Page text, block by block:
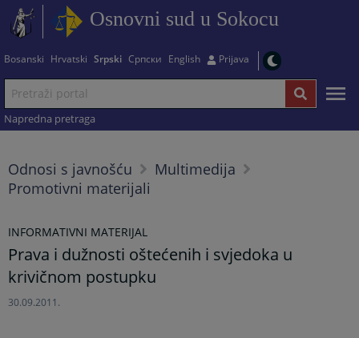
Osnovni sud u Sokocu
Bosanski Hrvatski Srpski Српски English Prijava
Napredna pretraga
Odnosi s javnošću
Multimedija
Promotivni materijali
INFORMATIVNI MATERIJAL
Prava i dužnosti oštećenih i svjedoka u
krivičnom postupku
30.09.2011.